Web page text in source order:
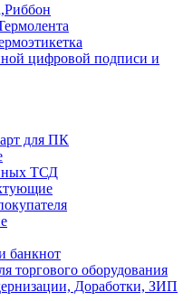
цифровой подписи и
для ПК
ТСД
банкнот
торгового оборудования
Доработки, ЗИП